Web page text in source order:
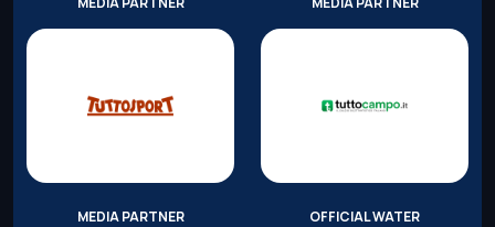
MEDIA PARTNER OFFICIAL WATER